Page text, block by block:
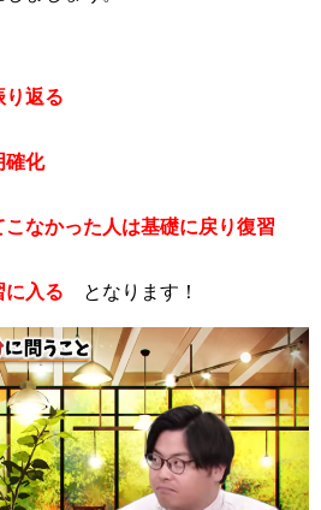
り返る
確化
なかった人は基礎に戻り復習
に入る となります！